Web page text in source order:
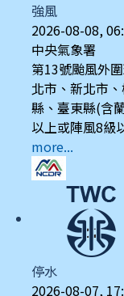
強風
2026-08-08,
中央氣象署
第13號颱風外
北市、新北市
縣、臺東縣(含
以上或陣風8級
more...
停水
2026-08-07,